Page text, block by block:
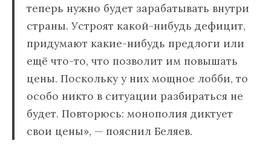
теперь нужно будет зарабатывать внутри
страны. Устроят какой-нибудь дефицит,
придумают какие-нибудь предлоги или
ещё что-то, что позволит им повышать
цены. Поскольку у них мощное лобби, то
особо никто в ситуации разбираться не
будет. Повторюсь: монополия диктует
свои цены», — пояснил Беляев.